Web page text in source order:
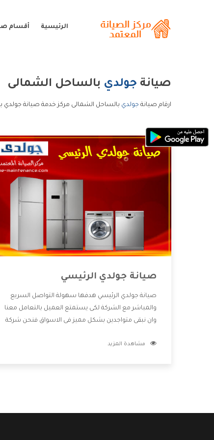
الرئيسية أقسام
صيانة جولدي بالساحل الشمالى
ارقام صيانة جولدي بالساحل الشمالى مركز خدمة صيانة
صيانة جولدي الرئيسي
صيانة جولدي الرئيسي هدفها سهولة التواصل السريع
والمباشر مع الشركة لكى يستمتع العميل بالتعامل معنا
وان نبقى متواجدين بشكل مميز فى الاسواق فنحن شركة
بالخدمات التى تنفرد الشركة بها والتى تكون منها خدمة
مشاهدة المزيد